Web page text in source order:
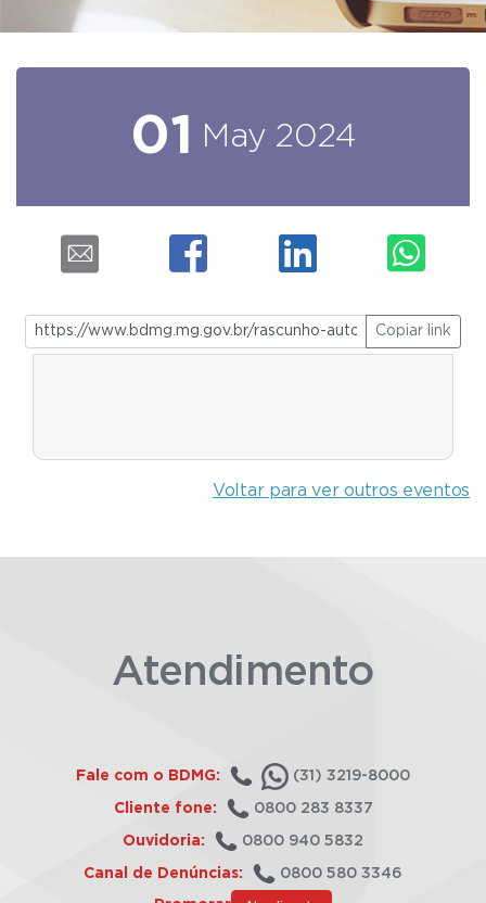
01 May 2024
Copiar link
Voltar para ver outros eventos
Atendimento
Fale com o BDMG: (31) 3219-8000
Cliente fone: 0800 283 8337
Ouvidoria: 0800 940 5832
Canal de Denúncias: 0800 580 3346